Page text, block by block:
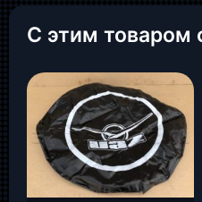
С этим товаром